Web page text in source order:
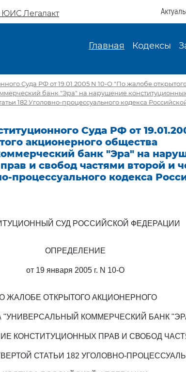
ЮИС Легалакт
Главная Кодексы
Суда РФ от 19.01.2005 N 10-О "По жалобе
банк "Эра" на нарушение
182 Уголовно-процессуального кодекса
Суда РФ от
акционерного общества
банк "Эра" на
и свобод частями второй и
процессуального кодекса
СУД РОССИЙСКОЙ ФЕДЕРАЦИИ
ОПРЕДЕЛЕНИЕ
от 19 января 2005 г. N 10-О
ЖАЛОБЕ ОТКРЫТОГО АКЦИОНЕРНОГО
"УНИВЕРСАЛЬНЫЙ КОММЕРЧЕСКИЙ БАНК
КОНСТИТУЦИОННЫХ ПРАВ И СВОБОД
СТАТЬИ 182 УГОЛОВНО-